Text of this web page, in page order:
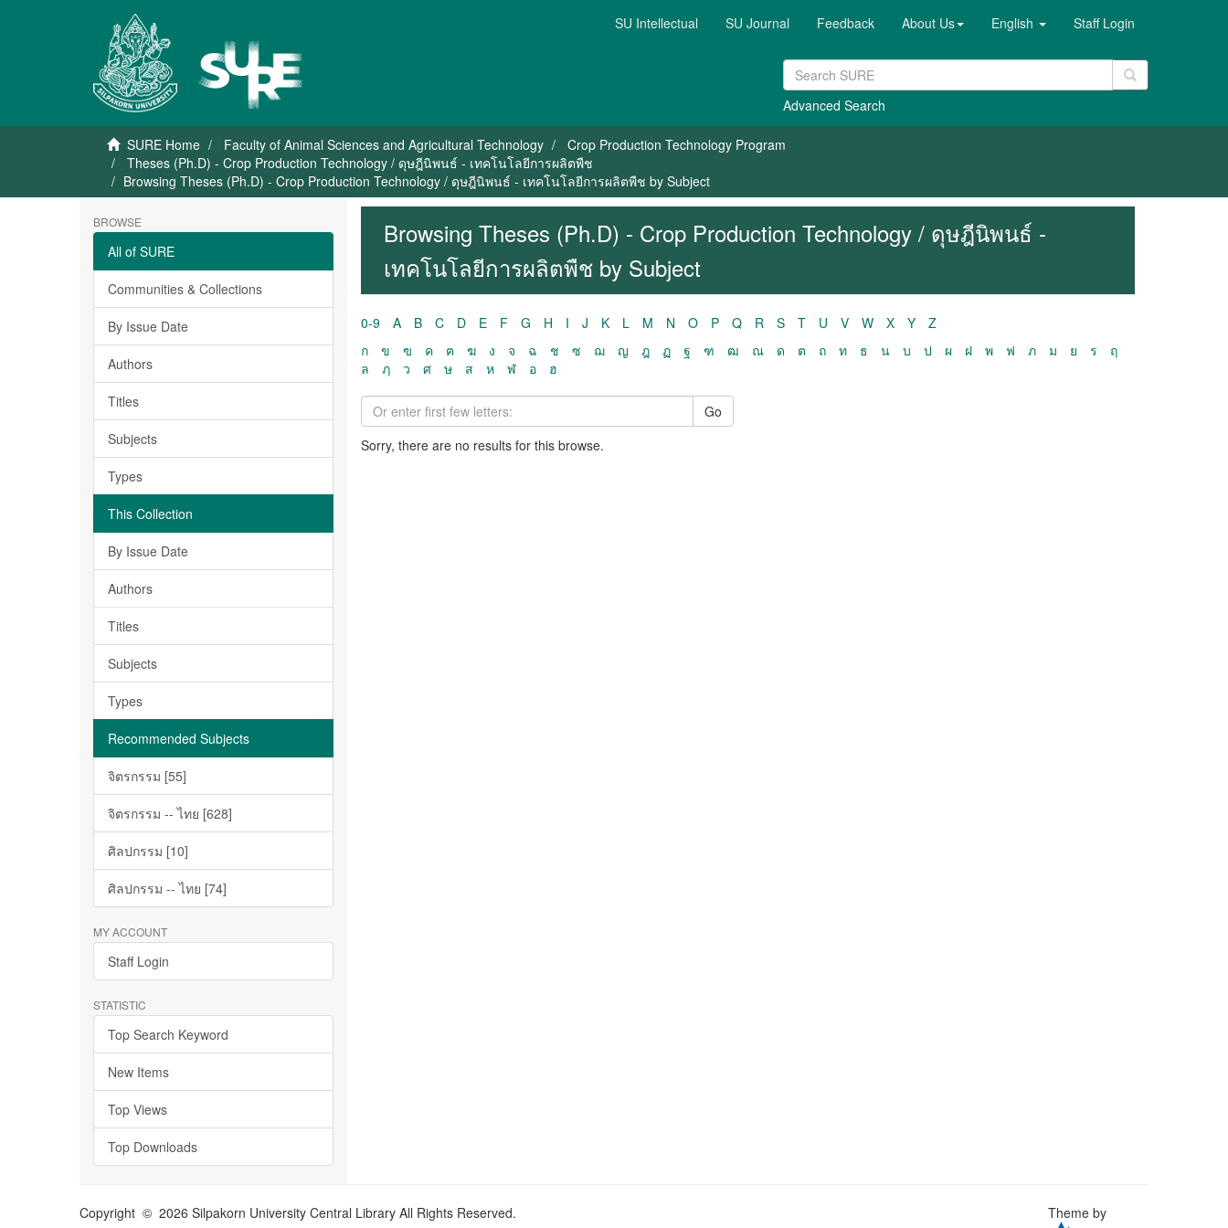
SU Intellectual SU Journal Feedback About Us English Staff Login
Advanced Search
SURE Home Faculty of Animal Sciences and Agricultural Technology
Crop Production Technology Program
Theses (Ph.D) - Crop Production Technology / ดุษฎีนิพนธ์ - เทคโนโลยีการผลิตพืช
Browsing Theses (Ph.D) - Crop Production Technology / ดุษฎีนิพนธ์ - เทคโนโลยีการผลิตพืช by Subject
BROWSE
All of SURE
Communities & Collections
By Issue Date
Authors
Titles
Subjects
Types
This Collection
By Issue Date
Authors
Titles
Subjects
Types
Recommended Subjects
จิตรกรรม [55]
จิตรกรรม -- ไทย [628]
ศิลปกรรม [10]
ศิลปกรรม -- ไทย [74]
MY ACCOUNT
Staff Login
STATISTIC
Top Search Keyword
New Items
Top Views
Top Downloads
Browsing Theses (Ph.D) - Crop Production Technology / ดุษฎีนิพนธ์ -
เทคโนโลยีการผลิตพืช by Subject
0-9 A B C D E F G H I J K L M N O P Q R S T U V W X Y
Z
ก
ข ฃ ค ฅ ฆ ง จ ฉ ช ซ ฌ ญ ฎ ฏ ฐ ฑ ฒ ณ ด ต ถ ท ธ น บ ป ผ ฝ พ ฟ ภ ม ย ร
ฤ
ล
ฦ ว ศ ษ ส ห ฬ อ ฮ
Go
Sorry, there are no results for this browse.
Copyright © 2026 Silpakorn University Central Library All Rights Reserved. Theme by